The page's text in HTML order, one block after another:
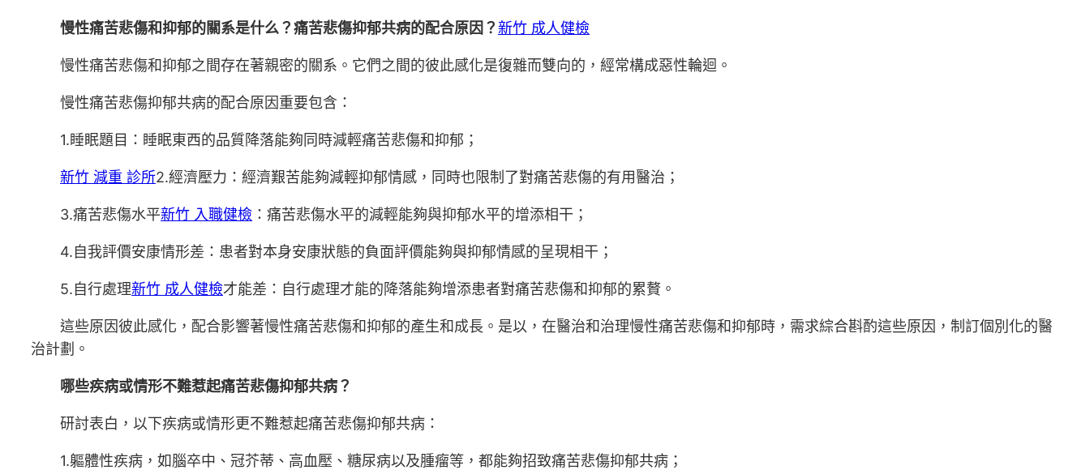
慢性痛苦悲傷和抑郁的關系是什么？痛苦悲傷抑郁共病的配合原因？新竹 成人健檢
慢性痛苦悲傷和抑郁之間存在著親密的關系。它們之間的彼此感化是復雜而雙向的，經常構成惡性輪迴。
慢性痛苦悲傷抑郁共病的配合原因重要包含：
1.睡眠題目：睡眠東西的品質降落能夠同時減輕痛苦悲傷和抑郁；
新竹 減重 診所2.經濟壓力：經濟艱苦能夠減輕抑郁情感，同時也限制了對痛苦悲傷的有用醫治；
3.痛苦悲傷水平新竹 入職健檢 ：痛苦悲傷水平的減輕能夠與抑郁水平的增添相干；
4.自我評價安康情形差：患者對本身安康狀態的負面評價能夠與抑郁情感的呈現相干；
5.自行處理新竹 成人健檢才能差：自行處理才能的降落能夠增添患者對痛苦悲傷和抑郁的累贅。
這些原因彼此感化，配合影響著慢性痛苦悲傷和抑郁的產生和成長。是以，在醫治和治理慢性痛苦悲傷和抑郁時，需求綜合斟酌這些原因，制訂個別化的醫
治計劃。
哪些疾病或情形不難惹起痛苦悲傷抑郁共病？
研討表白，以下疾病或情形更不難惹起痛苦悲傷抑郁共病：
1.軀體性疾病，如腦卒中、冠芥蒂、高血壓、糖尿病以及腫瘤等，都能夠招致痛苦悲傷抑郁共病；